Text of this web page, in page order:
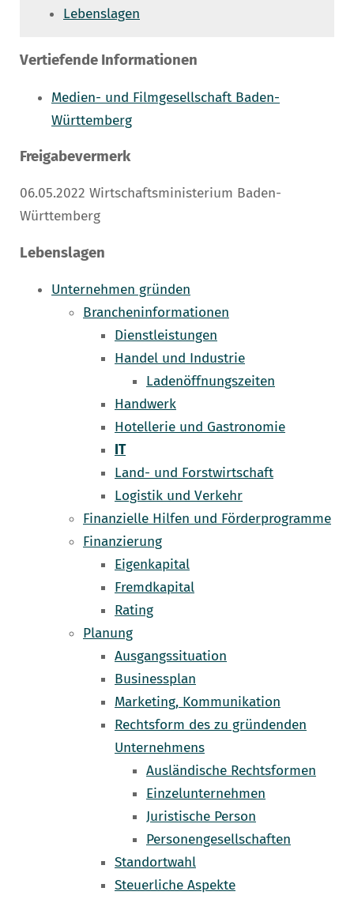
Lebenslagen
Vertiefende Informationen
Medien- und Filmgesellschaft Baden-
Württemberg
Freigabevermerk
06.05.2022 Wirtschaftsministerium Baden-
Württemberg
Lebenslagen
Unternehmen gründen
Brancheninformationen
Dienstleistungen
Handel und Industrie
Ladenöffnungszeiten
Handwerk
Hotellerie und Gastronomie
IT
Land- und Forstwirtschaft
Logistik und Verkehr
Finanzielle Hilfen und Förderprogramme
Finanzierung
Eigenkapital
Fremdkapital
Rating
Planung
Ausgangssituation
Businessplan
Marketing, Kommunikation
Rechtsform des zu gründenden
Unternehmens
Ausländische Rechtsformen
Einzelunternehmen
Juristische Person
Personengesellschaften
Standortwahl
Steuerliche Aspekte